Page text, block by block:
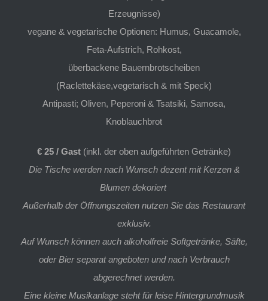
Erzeugnisse)
vegane & vegetarische Optionen: Humus, Guacamole,
Feta-Aufstrich, Rohkost,
überbackene Bauernbrotscheiben
(Raclettekäse,vegetarisch & mit Speck)
Antipasti; Oliven, Peperoni & Tsatsiki, Samosa,
Knoblauchbrot
€ 25 / Gast (inkl. der oben aufgeführten Getränke)
Die Tische werden nach Wunsch dezent mit Kerzen &
Blumen dekoriert
Außerhalb der Öffnungszeiten nutzen Sie das Restaurant
exklusiv.
Auf Wunsch können auch alkoholfreie Softgetränke, Säfte,
oder Bier separat angeboten und nach Verbrauch
abgerechnet werden.
Eine kleine Musikanlage steht für leise Hintergrundmusik